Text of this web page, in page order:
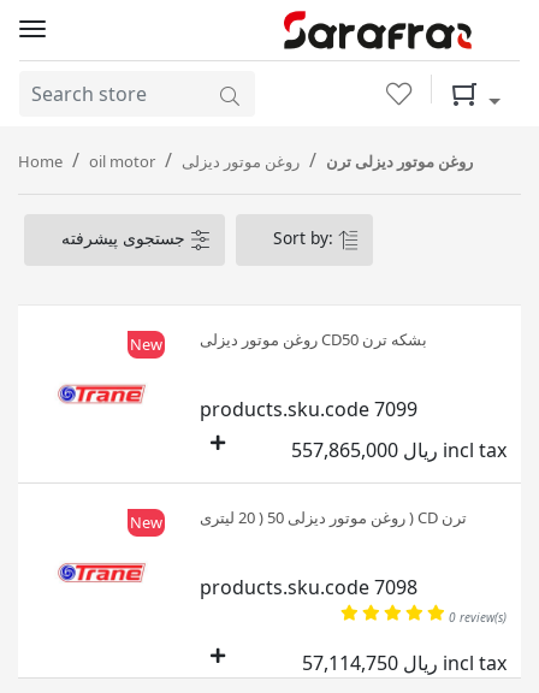
Wishlist
Home oil motor روغن موتور دیزلی روغن موتور دیزلی ترن
Sort by:
New روغن موتور دیزلی CD50 بشکه ترن
products.sku.code 7099
557,865,000 ریال incl tax
New روغن موتور دیزلی 50 ( 20 لیتری ) CD ترن
products.sku.code 7098
0 review(s)
57,114,750 ریال incl tax